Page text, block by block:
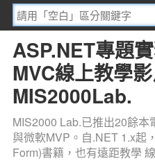
ASP.NET專題
MVC線上教學
MIS2000Lab.
MIS2000 Lab.已推出20餘
與微軟MVP。自.NET 1.x起
Form)書籍，也有遠距教學